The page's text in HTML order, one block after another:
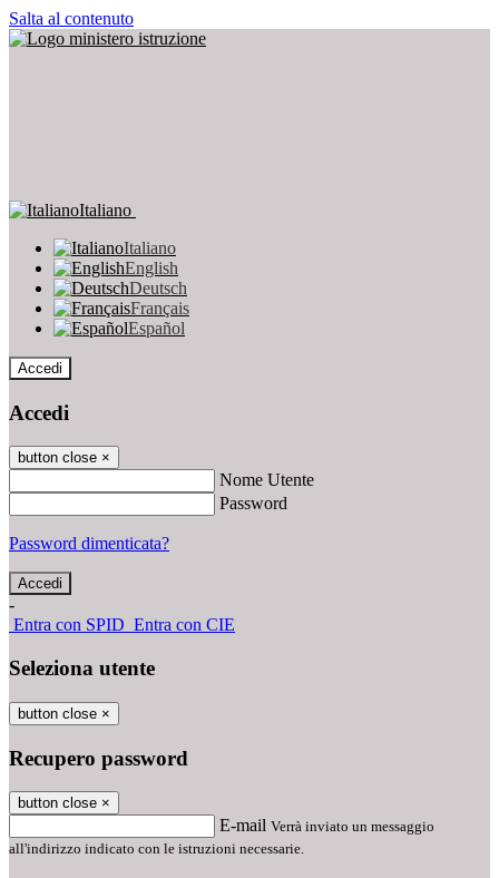
Salta al contenuto
Italiano
Italiano
English
Deutsch
Français
Español
Accedi
Accedi
button close ×
Nome Utente
Password
Password dimenticata?
-
Entra con SPID Entra con CIE
Seleziona utente
button close ×
Recupero password
button close ×
E-mail Verrà inviato un messaggio
all'indirizzo indicato con le istruzioni necessarie.